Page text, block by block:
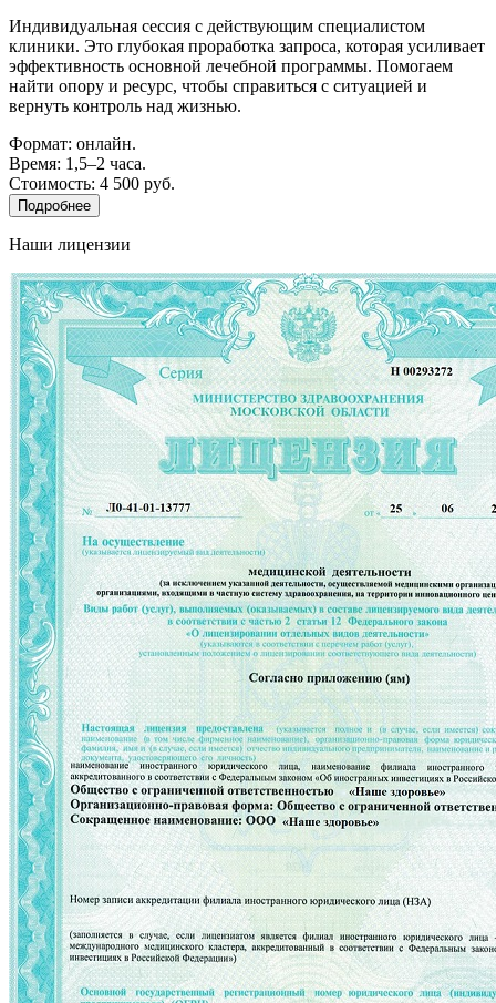
Индивидуальная сессия с действующим специалистом
клиники. Это глубокая проработка запроса, которая усиливает
эффективность основной лечебной программы. Помогаем
найти опору и ресурс, чтобы справиться с ситуацией и
вернуть контроль над жизнью.
Формат: онлайн.
Время: 1,5–2 часа.
Стоимость: 4 500 руб.
Подробнее
Наши лицензии